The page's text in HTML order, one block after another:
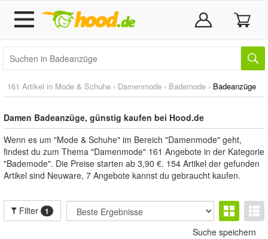
161 Artikel in Mode & Schuhe › Damenmode › Bademode › Badeanzüge
Damen Badeanzüge, günstig kaufen bei Hood.de
Wenn es um "Mode & Schuhe" im Bereich "Damenmode" geht,
findest du zum Thema "Damenmode" 161 Angebote in der Kategorie
"Bademode". Die Preise starten ab 3,90 €. 154 Artikel der gefunden
Artikel sind Neuware, 7 Angebote kannst du gebraucht kaufen.
Filter 1
Suche speichern